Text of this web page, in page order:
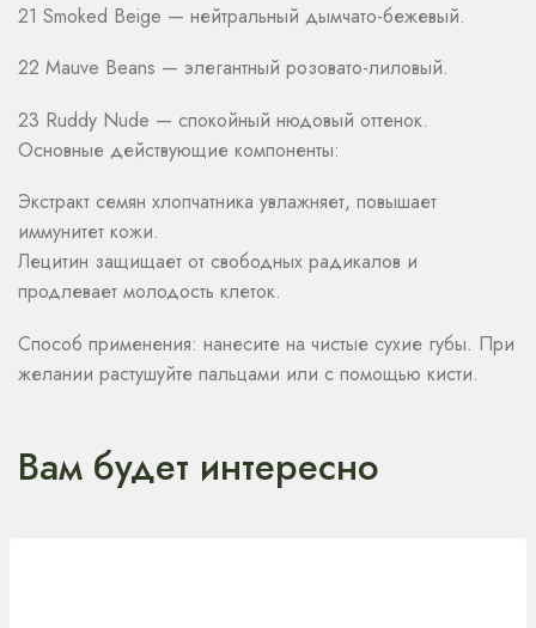
21 Smoked Beige — нейтральный дымчато-бежевый.
22 Mauve Beans — элегантный розовато-лиловый.
23 Ruddy Nude — спокойный нюдовый оттенок.
Основные действующие компоненты:
Экстракт семян хлопчатника увлажняет, повышает
иммунитет кожи.
Лецитин защищает от свободных радикалов и
продлевает молодость клеток.
Способ применения: нанесите на чистые сухие губы. При
желании растушуйте пальцами или с помощью кисти.
Вам будет интересно